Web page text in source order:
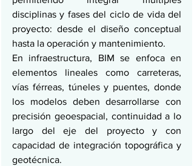
disciplinas y fases del ciclo de vida del
proyecto: desde el diseño conceptual
hasta la operación y mantenimiento.
En infraestructura, BIM se enfoca en
elementos lineales como carreteras,
vías férreas, túneles y puentes, donde
los modelos deben desarrollarse con
precisión geoespacial, continuidad a lo
largo del eje del proyecto y con
capacidad de integración topográfica y
geotécnica.